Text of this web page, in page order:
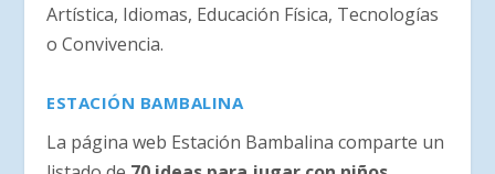
Artística, Idiomas, Educación Física, Tecnologías
o Convivencia.
ESTACIÓN BAMBALINA
La página web Estación Bambalina comparte un